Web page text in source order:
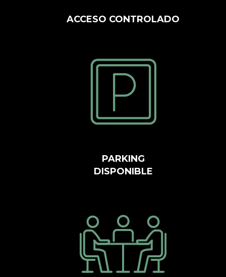
ACCESO CONTROLADO
PARKING
DISPONIBLE